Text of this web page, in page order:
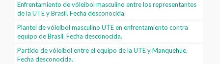
Enfrentamiento de vóleibol masculino entre los representantes
de la UTE y Brasil. Fecha desconocida.
Plantel de vóleibol masculino UTE en enfrentamiento contra
equipo de Brasil. Fecha desconocida.
Partido de vóleibol entre el equipo de la UTE y Manquehue.
Fecha desconocida.